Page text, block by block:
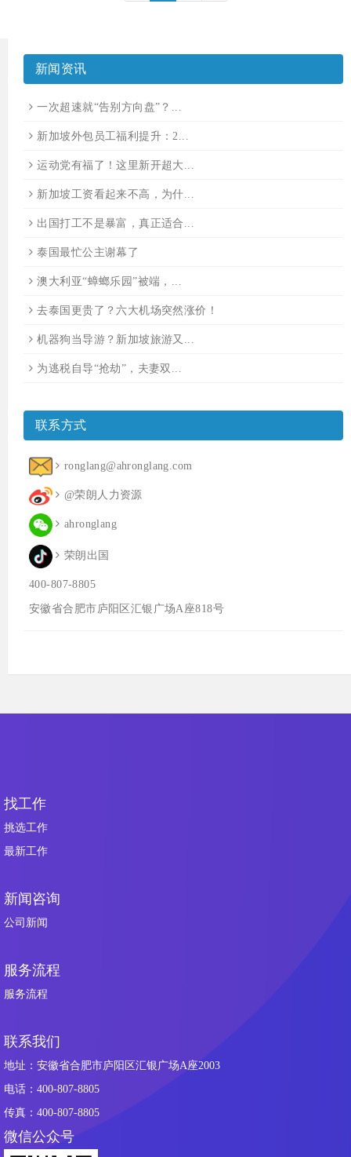
新闻资讯
一次超速就“告别方向盘”？...
新加坡外包员工福利提升：2...
运动党有福了！这里新开超大...
新加坡工资看起来不高，为什...
出国打工不是暴富，真正适合...
泰国最忙公主谢幕了
澳大利亚“蟑螂乐园”被端，...
去泰国更贵了？六大机场突然涨价！
机器狗当导游？新加坡旅游又...
为逃税自导“抢劫”，夫妻双...
联系方式
ronglang@ahronglang.com
@荣朗人力资源
ahronglang
荣朗出国
400-807-8805
安徽省合肥市庐阳区汇银广场A座818号
找工作
挑选工作
最新工作
新闻咨询
公司新闻
服务流程
服务流程
联系我们
地址：安徽省合肥市庐阳区汇银广场A座2003
电话：400-807-8805
传真：400-807-8805
微信公众号